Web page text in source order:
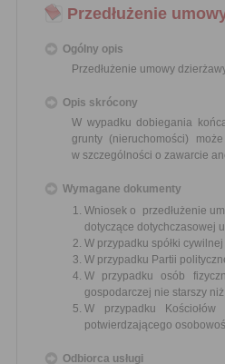
Przedłużenie
Ogólny opis
Przedłużenie umowy
Opis skrócony
W wypadku dobiegania
grunty (nieruchomości)
w szczególności o zawarcie
Wymagane dokumenty
Wniosek o przedłużenie
dotyczące dotychczasowej
W przypadku spółki
W przypadku Partii
W przypadku osób
gospodarczej nie starszy
W przypadku
potwierdzającego
Odbiorca usługi